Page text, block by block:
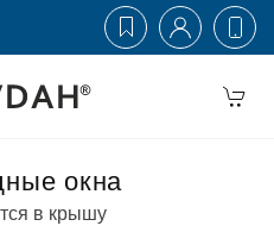
окна
в крышу